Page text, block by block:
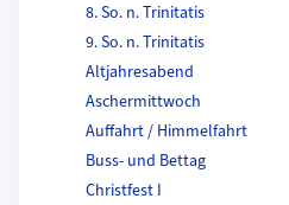
8. So. n. Trinitatis
9. So. n. Trinitatis
Altjahresabend
Aschermittwoch
Auffahrt / Himmelfahrt
Buss- und Bettag
Christfest I